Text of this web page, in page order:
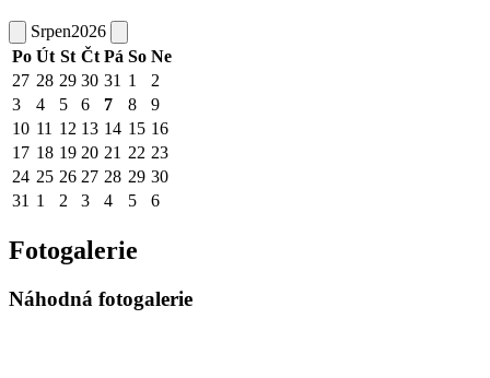
Srpen2026
Po Út St Čt Pá So Ne
27 28 29 30 31 1
2
3
4 5 6 7 8
9
10 11 12 13 14 15 16
17 18 19 20 21 22 23
24 25 26 27 28 29 30
31 1 2 3 4 5 6
Fotogalerie
Náhodná fotogalerie